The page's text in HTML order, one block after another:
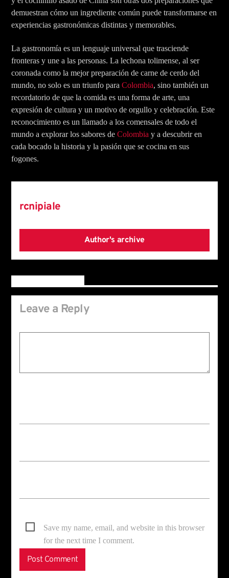
demuestran cómo un ingrediente común puede transformarse en
experiencias gastronómicas distintas y memorables.
La gastronomía es un lenguaje universal que trasciende
fronteras y une a las personas. La lechona tolimense, al ser
coronada como la mejor preparación de carne de cerdo del
mundo, no solo es un triunfo paraColombia, sino también un
recordatorio de que la comida es una forma de arte, una
expresión de cultura y un motivo de orgullo y celebración. Este
reconocimiento es un llamado a los comensales de todo el
mundo a explorar los sabores deColombia y a descubrir en
cada bocado la historia y la pasión que se cocina en sus
fogones.
rcnipiale
Author's archive
Leave a Reply
Save my name, email, and website in this browser
for the next time I comment.